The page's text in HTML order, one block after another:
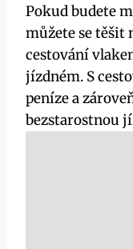
Pokud budete
můžete se těšit
cestování
jízdném. S
peníze a
bezstarostnou